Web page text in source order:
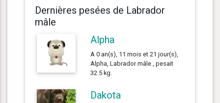
Dernières pesées de Labrador
mâle
Alpha
A 0 an(s), 11 mois et 21 jour(s),
Alpha, Labrador mâle , pesait
32.5 kg.
Dakota